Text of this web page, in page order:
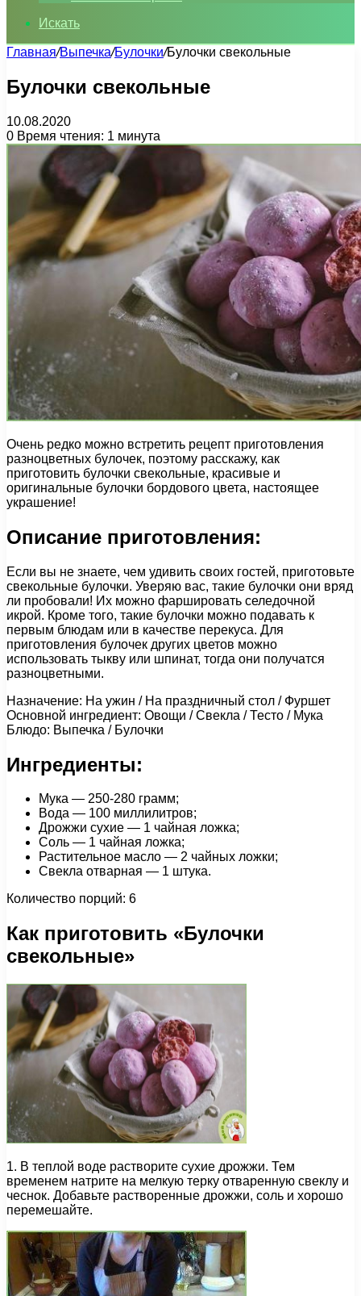
Искать
Главная/Выпечка/Булочки/Булочки свекольные
Булочки свекольные
10.08.2020
0 Время чтения: 1 минута
Очень редко можно встретить рецепт приготовления
разноцветных булочек, поэтому расскажу, как
приготовить булочки свекольные, красивые и
оригинальные булочки бордового цвета, настоящее
украшение!
Описание приготовления:
Если вы не знаете, чем удивить своих гостей, приготовьте
свекольные булочки. Уверяю вас, такие булочки они вряд
ли пробовали! Их можно фаршировать селедочной
икрой. Кроме того, такие булочки можно подавать к
первым блюдам или в качестве перекуса. Для
приготовления булочек других цветов можно
использовать тыкву или шпинат, тогда они получатся
разноцветными.
Назначение: На ужин / На праздничный стол / Фуршет
Основной ингредиент: Овощи / Свекла / Тесто / Мука
Блюдо: Выпечка / Булочки
Ингредиенты:
Мука — 250-280 грамм;
Вода — 100 миллилитров;
Дрожжи сухие — 1 чайная ложка;
Соль — 1 чайная ложка;
Растительное масло — 2 чайных ложки;
Свекла отварная — 1 штука.
Количество порций: 6
Как приготовить «Булочки
свекольные»
1. В теплой воде растворите сухие дрожжи. Тем
временем натрите на мелкую терку отваренную свеклу и
чеснок. Добавьте растворенные дрожжи, соль и хорошо
перемешайте.